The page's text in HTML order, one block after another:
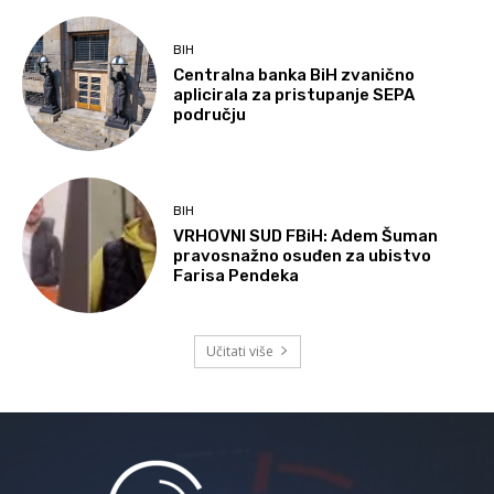
BIH
Centralna banka BiH zvanično
aplicirala za pristupanje SEPA
području
BIH
VRHOVNI SUD FBiH: Adem Šuman
pravosnažno osuđen za ubistvo
Farisa Pendeka
Učitati više